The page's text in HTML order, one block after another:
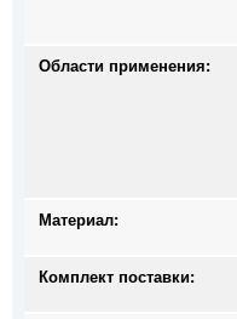
Области применения:
Материал:
Комплект поставки: